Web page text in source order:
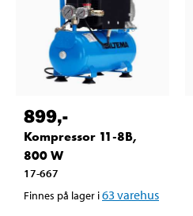
899,-
Kompressor 11-8B,
800 W
17-667
Finnes på lager i63 varehus